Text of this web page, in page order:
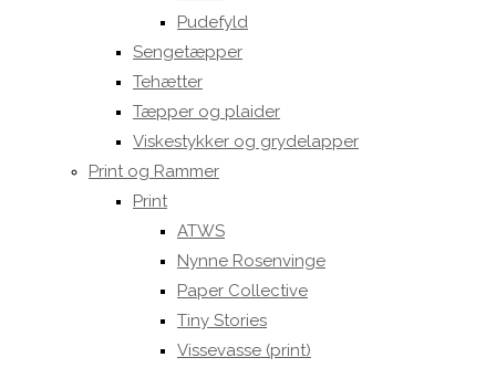
Pudefyld
Sengetæpper
Tehætter
Tæpper og plaider
Viskestykker og grydelapper
Print og Rammer
Print
ATWS
Nynne Rosenvinge
Paper Collective
Tiny Stories
Vissevasse (print)